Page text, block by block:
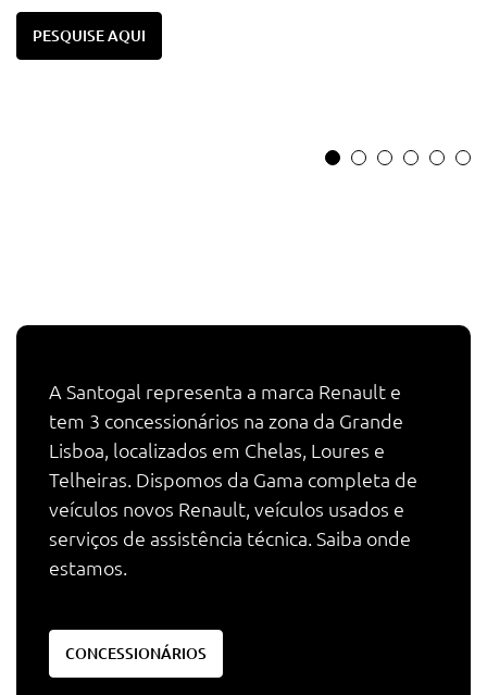
PESQUISE AQUI
A Santogal representa a marca Renault e
tem 3 concessionários na zona da Grande
Lisboa, localizados em Chelas, Loures e
Telheiras. Dispomos da Gama completa de
veículos novos Renault, veículos usados e
serviços de assistência técnica. Saiba onde
estamos.
CONCESSIONÁRIOS